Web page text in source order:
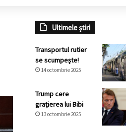
Ultimele știri
Transportul rutier
se scumpește!
14 octombrie 2025
Trump cere
grațierea lui Bibi
13 octombrie 2025